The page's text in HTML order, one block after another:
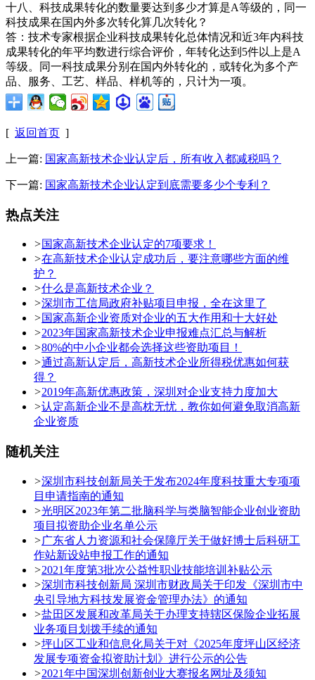
十八、科技成果转化的数量要达到多少才算是A等级的，同一
科技成果在国内外多次转化算几次转化？
答：技术专家根据企业科技成果转化总体情况和近3年内科技
成果转化的年平均数进行综合评价，年转化达到5件以上是A
等级。同一科技成果分别在国内外转化的，或转化为多个产
品、服务、工艺、样品、样机等的，只计为一项。
[ 返回首页 ]
上一篇: 国家高新技术企业认定后，所有收入都减税吗？
下一篇: 国家高新技术企业认定到底需要多少个专利？
热点关注
>国家高新技术企业认定的7项要求！
>在高新技术企业认定成功后，要注意哪些方面的维
护？
>什么是高新技术企业？
>深圳市工信局政府补贴项目申报，全在这里了
>国家高新企业资质对企业的五大作用和十大好处
>2023年国家高新技术企业申报难点汇总与解析
>80%的中小企业都会选择这些资助项目！
>通过高新认定后，高新技术企业所得税优惠如何获
得？
>2019年高新优惠政策，深圳对企业支持力度加大
>认定高新企业不是高枕无忧，教你如何避免取消高新
企业资质
随机关注
>深圳市科技创新局关于发布2024年度科技重大专项项
目申请指南的通知
>光明区2023年第二批脑科学与类脑智能企业创业资助
项目拟资助企业名单公示
>广东省人力资源和社会保障厅关于做好博士后科研工
作站新设站申报工作的通知
>2021年度第3批次公益性职业技能培训补贴公示
>深圳市科技创新局 深圳市财政局关于印发《深圳市中
央引导地方科技发展资金管理办法》的通知
>盐田区发展和改革局关于办理支持辖区保险企业拓展
业务项目划拨手续的通知
>坪山区工业和信息化局关于对《2025年度坪山区经济
发展专项资金拟资助计划》进行公示的公告
>2021年中国深圳创新创业大赛报名网址及须知